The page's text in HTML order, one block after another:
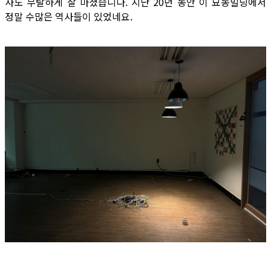
정말 수많은 역사들이 있었네요.